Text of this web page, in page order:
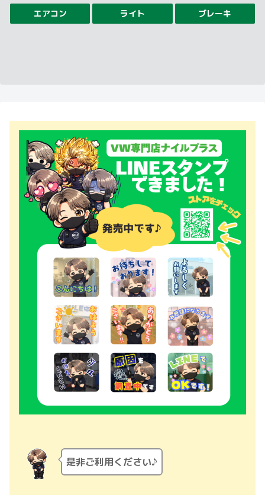
エアコン ライト ブレーキ
是非ご利用ください♪